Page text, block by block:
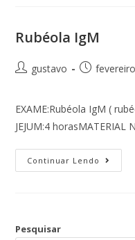
Rubéola IgM
gustavo
EXAME:Rubéola IgM (
JEJUM:4 horasMATERIAL
Continuar Lendo
Pesquisar